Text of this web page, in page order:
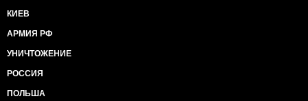
КИЕВ
АРМИЯ РФ
УНИЧТОЖЕНИЕ
РОССИЯ
ПОЛЬША